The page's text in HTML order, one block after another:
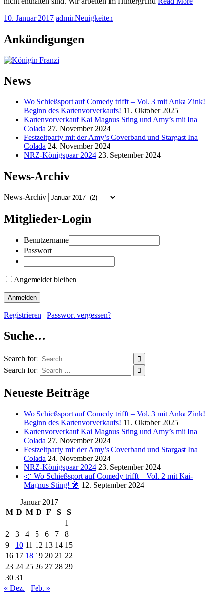
10. Januar 2017 adminNeuigkeiten
Ankündigungen
News
Wo Schießsport auf Comedy trifft – Vol. 3 mit Anka Zink!
Beginn des Kartenvorverkaufs! 11. Oktober 2025
Kartenvorverkauf Kai Magnus Sting und Amy’s mit Ina
Colada 27. November 2024
Festzeltparty mit der Amy’s Coverband und Stargast Ina
Colada 24. November 2024
NRZ-Königspaar 2024 23. September 2024
News-Archiv
News-Archiv
Mitglieder-Login
Benutzername
Passwort
Angemeldet bleiben
Registrieren | Passwort vergessen?
Suche…
Search for:
Search for:
Neueste Beiträge
Wo Schießsport auf Comedy trifft – Vol. 3 mit Anka Zink!
Beginn des Kartenvorverkaufs! 11. Oktober 2025
Kartenvorverkauf Kai Magnus Sting und Amy’s mit Ina
Colada 27. November 2024
Festzeltparty mit der Amy’s Coverband und Stargast Ina
Colada 24. November 2024
NRZ-Königspaar 2024 23. September 2024
📣 Wo Schießsport auf Comedy trifft – Vol. 2 mit Kai-
Magnus Sting! 🎤 12. September 2024
Januar 2017
M D M D F S
S
1
2
3 4 5 6 7
8
9
10 11 12 13 14 15
16 17 18 19 20 21 22
23 24 25 26 27 28 29
30 31
« Dez.
Feb. »